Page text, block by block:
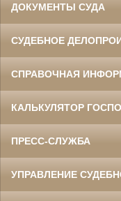
ДОКУМЕНТЫ СУДА
СУДЕБНОЕ
СПРАВОЧНАЯ
КАЛЬКУЛЯТОР
ПРЕСС-СЛУЖБА
УПРАВЛЕНИЕ